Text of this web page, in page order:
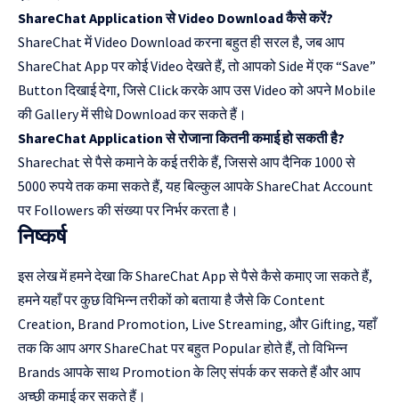
ShareChat Application से Video Download कैसे करें?
ShareChat में Video Download करना बहुत ही सरल है, जब आप
ShareChat App पर कोई Video देखते हैं, तो आपको Side में एक “Save”
Button दिखाई देगा, जिसे Click करके आप उस Video को अपने Mobile
की Gallery में सीधे Download कर सकते हैं।
ShareChat Application से रोजाना कितनी कमाई हो सकती है?
Sharechat से पैसे कमाने के कई तरीके हैं, जिससे आप दैनिक 1000 से
5000 रुपये तक कमा सकते हैं, यह बिल्कुल आपके ShareChat Account
पर Followers की संख्या पर निर्भर करता है।
निष्कर्ष
इस लेख में हमने देखा कि ShareChat App से पैसे कैसे कमाए जा सकते हैं,
हमने यहाँ पर कुछ विभिन्न तरीकों को बताया है जैसे कि Content
Creation, Brand Promotion, Live Streaming, और Gifting, यहाँ
तक कि आप अगर ShareChat पर बहुत Popular होते हैं, तो विभिन्न
Brands आपके साथ Promotion के लिए संपर्क कर सकते हैं और आप
अच्छी कमाई कर सकते हैं।